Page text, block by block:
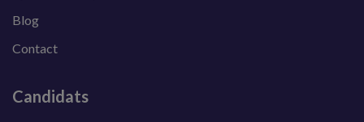
Blog
Contact
Candidats